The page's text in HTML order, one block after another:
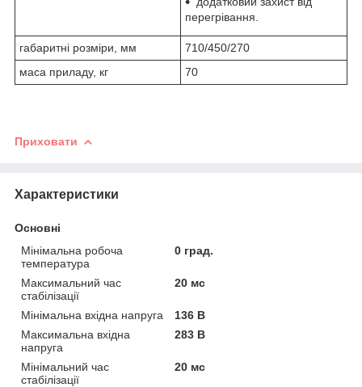
перегрівання.
габаритні розміри, мм
710/450/270
маса приладу, кг
70
Приховати
Характеристики
Основні
Мінімальна робоча
температура
0 град.
Максимальний час
стабілізації
20 мс
Мінімальна вхідна напруга
136 В
Максимальна вхідна
напруга
283 В
Мінімальний час
стабілізації
20 мс